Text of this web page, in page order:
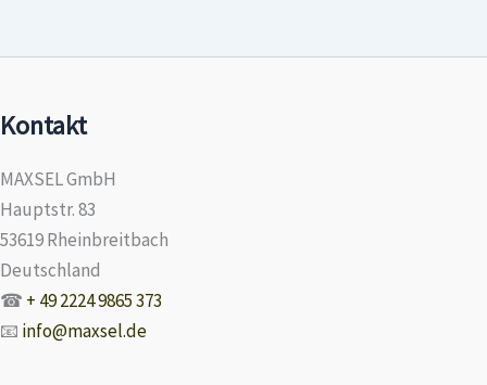
Kontakt
MAXSEL GmbH
Hauptstr. 83
53619 Rheinbreitbach
Deutschland
☎ + 49 2224 9865 373
📧 info@maxsel.de